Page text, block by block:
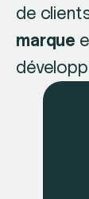
de
marque